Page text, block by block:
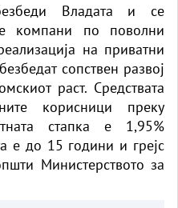
Владата и се
компани по поволни
на приватни
сопствен развој
раст. Средствата
корисници преку
стапка е 1,95%
е до 15 години и грејс
Министерството за